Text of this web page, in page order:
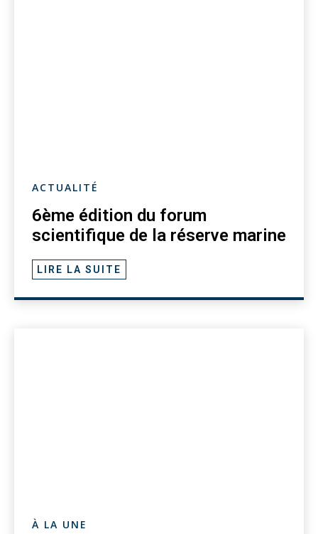
ACTUALITÉ
6ème édition du forum
scientifique de la réserve marine
LIRE LA SUITE
À LA UNE